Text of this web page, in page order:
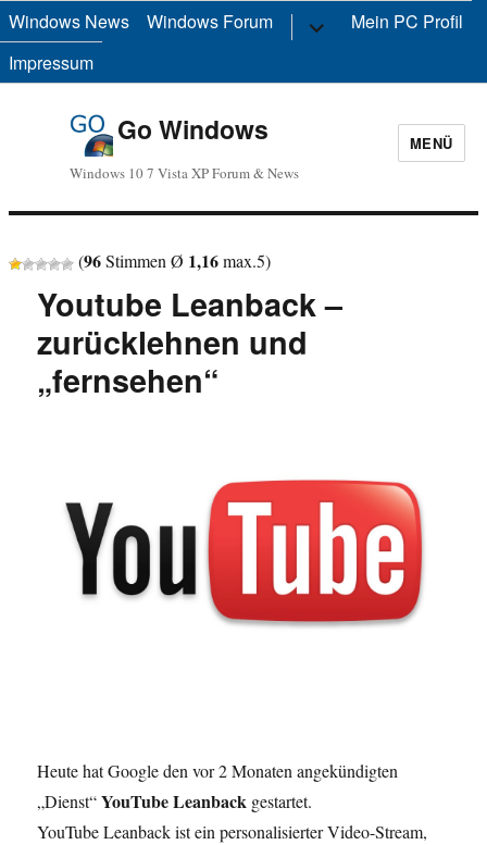
Windows News Windows Forum Untermenü
anzeigen
Mein PC Profil
Impressum
Go Windows
Windows 10 7 Vista XP Forum & News
MENÜ
(96Stimmen Ø 1,16max.5)
Youtube Leanback –
zurücklehnen und
„fernsehen“
Heute hat Google den vor 2 Monaten angekündigten
„Dienst“YouTube Leanback gestartet.
YouTube Leanback ist ein personalisierter Video-Stream,